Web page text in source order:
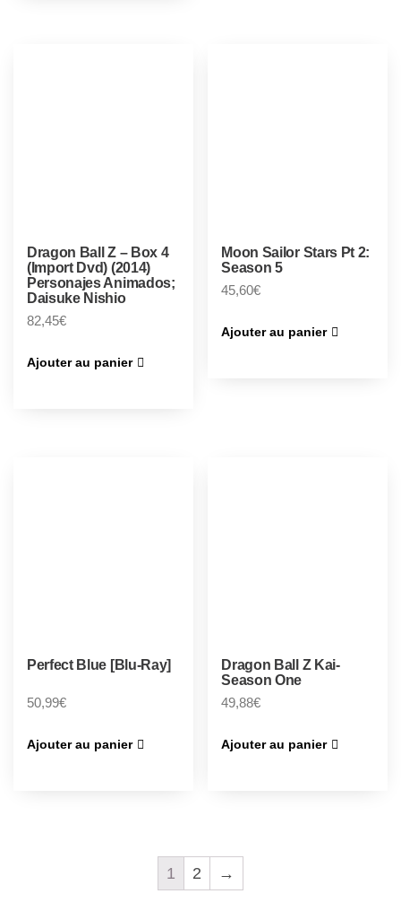
Dragon Ball Z – Box 4
(Import Dvd) (2014)
Personajes Animados;
Daisuke Nishio
82,45€
Ajouter au panier
Moon Sailor Stars Pt 2:
Season 5
45,60€
Ajouter au panier
Perfect Blue [Blu-Ray]
50,99€
Ajouter au panier
Dragon Ball Z Kai-
Season One
49,88€
Ajouter au panier
1 2 →